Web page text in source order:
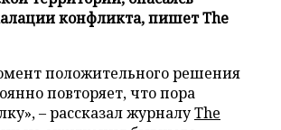
конфликта, пишет The
положительного решения
повторяет, что пора
– рассказал журналуThe